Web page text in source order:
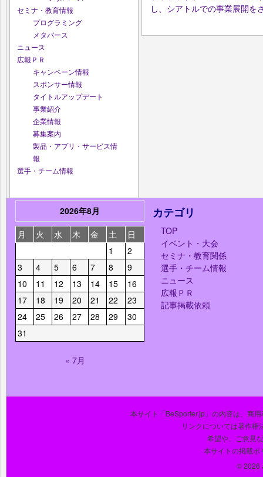
セミナ・教育情報
プログラミング
メタバース
ニュース
広報ＰＲ
キャンペーン情報
スポンサー情報
タイトルアップデート
事業紹介
企業情報
募集案内
製品・アプリ・サービス情
報
選手・チーム情報
し、シアトルでの事業展開を
2026年8月
月
火 水 木 金 土
日
1
2
3
4 5 6 7 8
9
10
11 12 13 14 15
16
17
18 19 20 21 22
23
24
25 26 27 28 29
30
31
« 7月
カテゴリ
TOP
イベント・大会
セミナ・教育関係
選手・チーム情報
ニュース
広報ＰＲ
記事掲載依頼
本サイト「BeSporter.jp」の内容は、商
リンクについては著作権
希望や、ご意見
本サイトの掲載ポ
© 2026